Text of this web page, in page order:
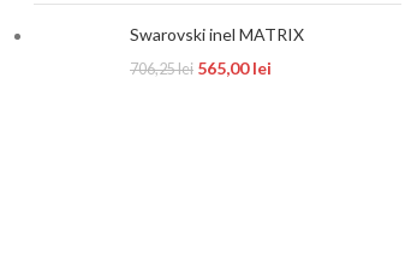
Swarovski inel MATRIX
706,25lei 565,00lei